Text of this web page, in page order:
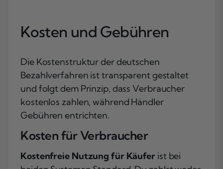
Kosten und Gebühren
Die Kostenstruktur der deutschen
Bezahlverfahren ist transparent gestaltet
und folgt dem Prinzip, dass Verbraucher
kostenlos zahlen, während Händler
Gebühren entrichten.
Kosten für Verbraucher
Kostenfreie Nutzung für Käufer ist bei